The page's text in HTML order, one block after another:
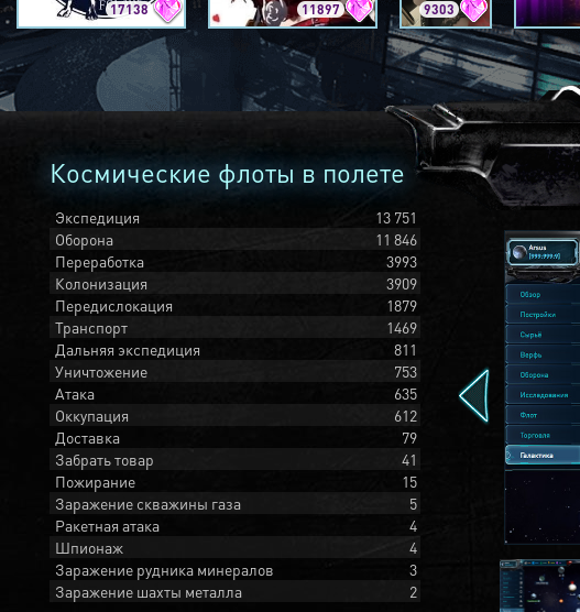
17138 11897 9303
Космические флоты в полете
Экспедиция
13 751
Оборона
11 846
Переработка
3993
Колонизация
3909
Передислокация
1879
Транспорт
1469
Дальняя экспедиция
811
Уничтожение
753
Атака
635
Оккупация
612
Доставка
79
Забрать товар
41
Пожирание
15
Заражение скважины газа
5
Ракетная атака
4
Шпионаж
4
Заражение рудника минералов
3
Заражение шахты металла
2